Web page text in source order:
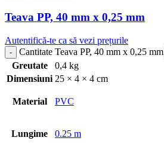
Teava PP, 40 mm x 0,25 mm
Autentifică-te ca să vezi prețurile
Cantitate Teava PP, 40 mm x 0,25 mm
Greutate
0,4 kg
Dimensiuni 25 × 4 × 4 cm
Material PVC
Lungime 0.25 m